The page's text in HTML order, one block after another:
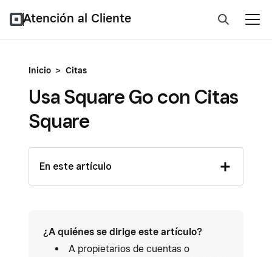
Atención al Cliente
Inicio > Citas
Usa Square Go con Citas
Square
En este artículo
¿A quiénes se dirige este artículo?
A propietarios de cuentas o